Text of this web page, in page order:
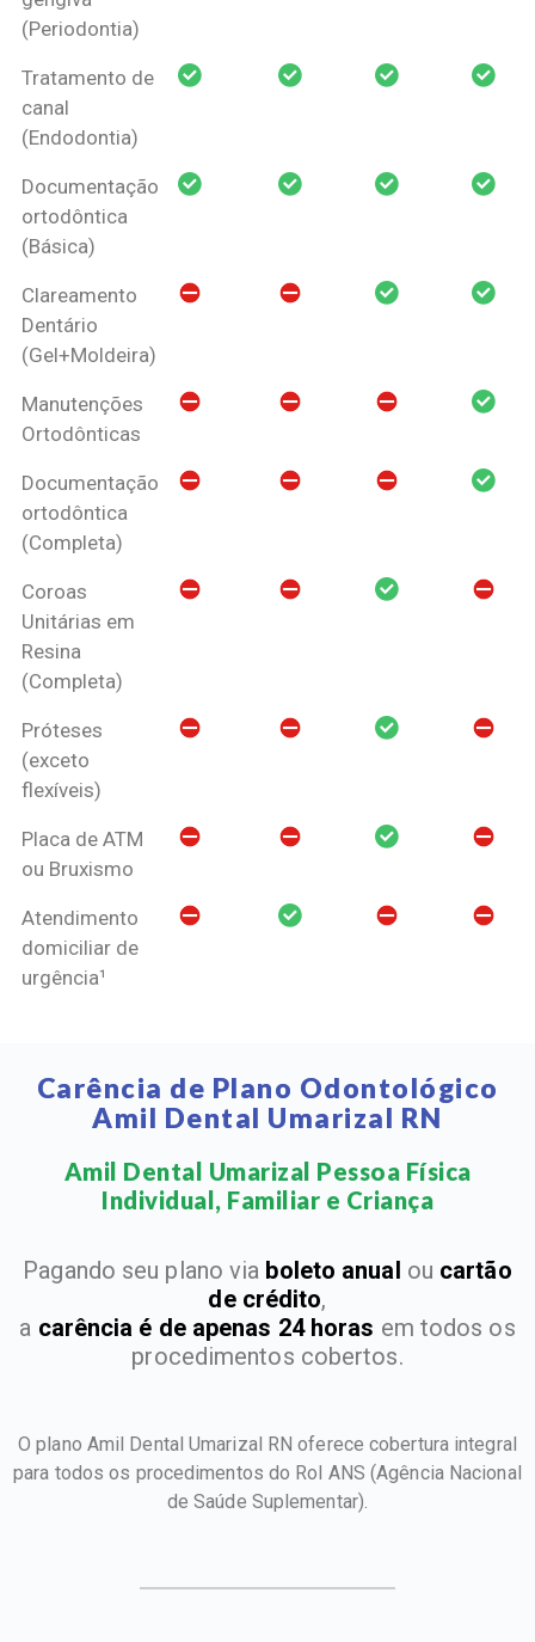
(Periodontia)
Tratamento de
canal
(Endodontia)
Documentação
ortodôntica
(Básica)
Clareamento
Dentário
(Gel+Moldeira)
Manutenções
Ortodônticas
Documentação
ortodôntica
(Completa)
Coroas
Unitárias em
Resina
(Completa)
Próteses
(exceto
flexíveis)
Placa de ATM
ou Bruxismo
Atendimento
domiciliar de
urgência¹
Carência de Plano Odontológico
Amil Dental Umarizal RN
Amil Dental Umarizal Pessoa Física
Individual, Familiar e Criança​
Pagando seu plano via boleto anual ou cartão
de crédito,
a carência é de apenas 24 horas em todos os
procedimentos cobertos.
O plano Amil Dental Umarizal RN oferece cobertura integral
para todos os procedimentos do Rol ANS(Agência Nacional
de Saúde Suplementar).